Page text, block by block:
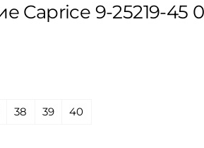
Caprice 9-25219-45
38 39 40